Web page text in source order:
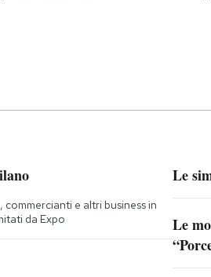
e altri business in
da Expo
Le
Le